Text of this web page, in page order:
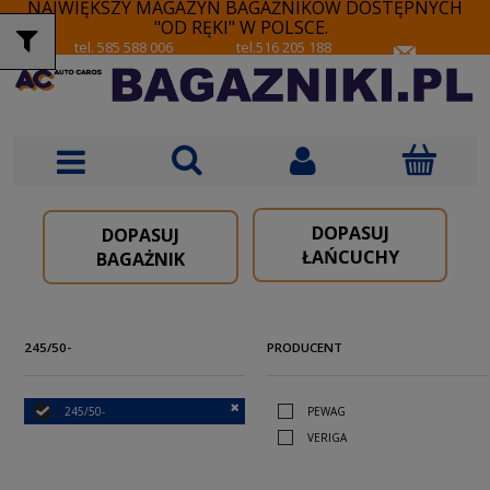
NAJWIĘKSZY MAGAZYN BAGAŻNIKÓW DOSTĘPNYCH
"OD RĘKI" W POLSCE.
tel. 585 588 006 tel.516 205 188
DOPASUJ
BAGAŻNIK
DOPASUJ
ŁAŃCUCHY
245/50-
245/50-
PRODUCENT
PEWAG
VERIGA